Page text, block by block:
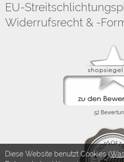
EU-
Widerrufsrecht & -
Diese Website benutzt Cookies (